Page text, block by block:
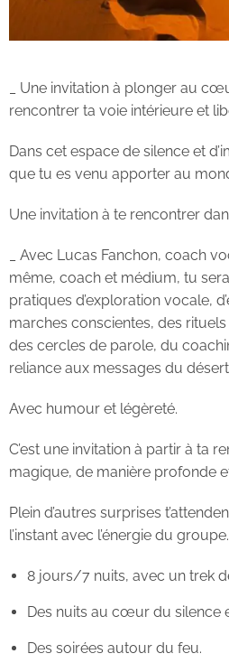
_ Une invitation à plonger au
rencontrer ta voie intérieure et
Dans cet espace de silence et
que tu es venu apporter au
Une invitation à te rencontrer
_ Avec Lucas Fanchon, coach
même, coach et médium, tu
pratiques d’exploration vocale,
marches conscientes, des
des cercles de parole, du
reliance aux messages du
Avec humour et légèreté.
C’est une invitation à partir à ta
magique, de manière profonde
Plein d’autres surprises
l’instant avec l’énergie du groupe.
8 jours/7 nuits, avec un trek
Des nuits au cœur du silence
Des soirées autour du feu.